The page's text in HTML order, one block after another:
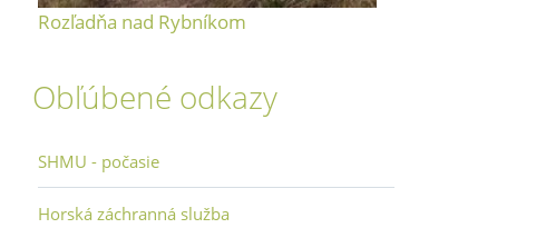
Rozľadňa nad Rybníkom
Obľúbené odkazy
SHMU - počasie
Horská záchranná služba